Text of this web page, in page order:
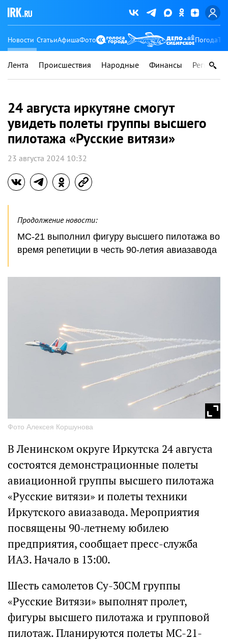
Новости СтатьиАфишаФото Погода
Лента Происшествия Народные Финансы Регионы
24 августа иркутяне смогут
увидеть полеты группы высшего
пилотажа «Русские витязи»
23 августа 2024 10:32
Продолжение новости:
МС-21 выполнил фигуру высшего пилотажа во
время репетиции в честь 90-летия авиазавода
Фото Алексея Коршунова
В Ленинском округе Иркутска 24 августа
состоятся демонстрационные полеты
авиационной группы высшего пилотажа
«Русские витязи» и полеты техники
Иркутского авиазавода. Мероприятия
посвящены 90-летнему юбилею
предприятия, сообщает пресс-служба
ИАЗ. Начало в 13:00.
Шесть самолетов Су-30СМ группы
«Русские Витязи» выполнят пролет,
фигуры высшего пилотажа и групповой
пилотаж. Планируются полеты МС-21-